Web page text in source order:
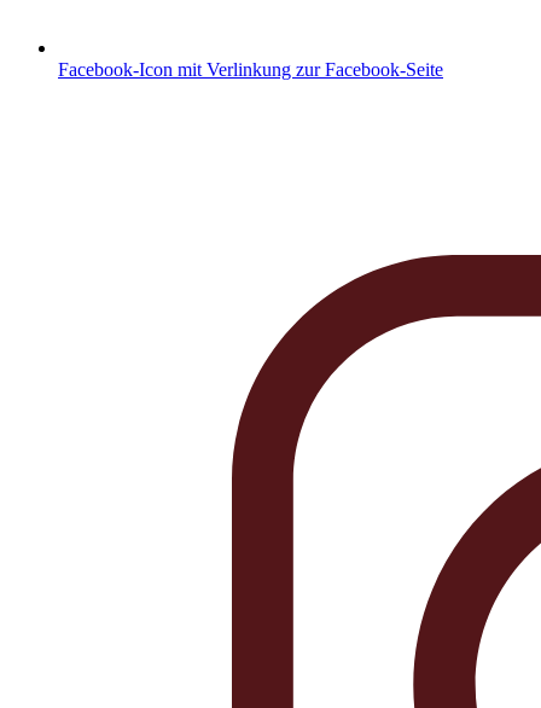
Facebook-Icon mit Verlinkung zur Facebook-Seite